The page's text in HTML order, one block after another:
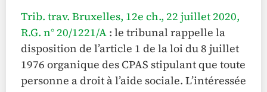
Trib. trav. Bruxelles, 12e ch., 22 juillet 2020,
R.G. n° 20/1221/A : le tribunal rappelle la
disposition de l’article 1 de la loi du 8 juillet
1976 organique des CPAS stipulant que toute
personne a droit à l’aide sociale. L’intéressée